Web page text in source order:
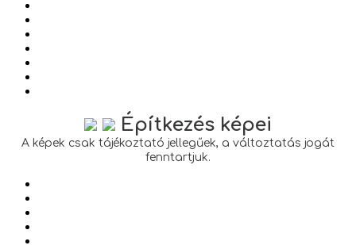
Építkezés képei
A képek csak tájékoztató jellegűek, a változtatás jogát
fenntartjuk.